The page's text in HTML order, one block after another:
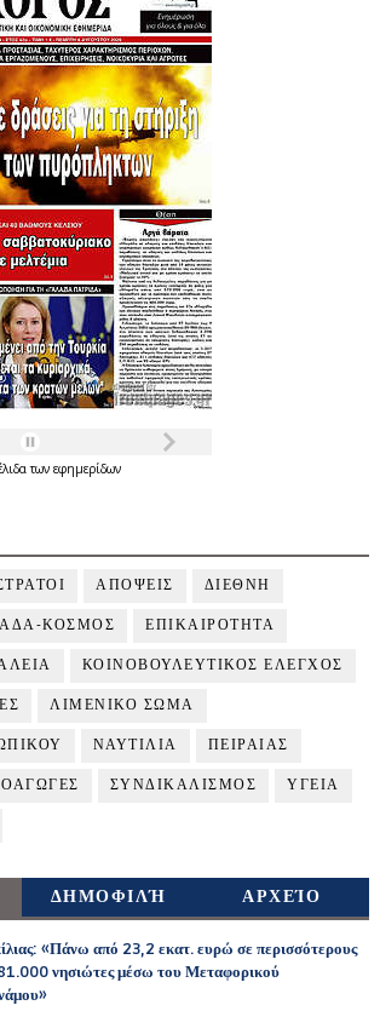
των εφημερίδων
ΑΠΟΨΕΙΣ ΔΙΕΘΝΗ
ΚΟΣΜΟΣ ΕΠΙΚΑΙΡΟΤΗΤΑ
ΚΟΙΝΟΒΟΥΛΕΥΤΙΚΟΣ ΕΛΕΓΧΟΣ
ΛΙΜΕΝΙΚΟ ΣΩΜΑ
ΝΑΥΤΙΛΙΑ ΠΕΙΡΑΙΑΣ
ΣΥΝΔΙΚΑΛΙΣΜΟΣ ΥΓΕΙΑ
ΔΗΜΟΦΙΛΉ ΑΡΧΕΊΟ
«Πάνω από 23,2 εκατ. ευρώ σε περισσότερους
νησιώτες μέσω του Μεταφορικού